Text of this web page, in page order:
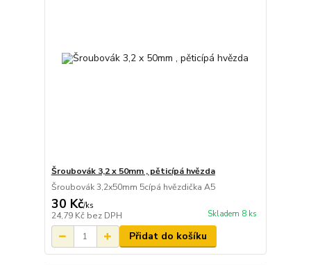
Šroubovák 3,2 x 50mm , pěticípá hvězda
Šroubovák 3,2x50mm 5cípá hvězdička A5
30 Kč/ks
24,79 Kč bez DPH Skladem 8 ks
Přidat do košíku